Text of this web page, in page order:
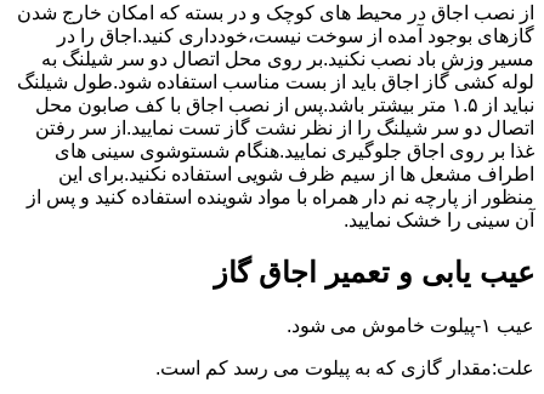
از نصب اجاق در محیط های کوچک و در بسته که امکان خارج شدن
گازهای بوجود آمده از سوخت نیست،خودداری کنید.اجاق را در
مسیر وزش باد نصب نکنید.بر روی محل اتصال دو سر شیلنگ به
لوله کشی گاز اجاق باید از بست مناسب استفاده شود.طول شیلنگ
نباید از ۱.۵ متر بیشتر باشد.پس از نصب اجاق با کف صابون محل
اتصال دو سر شیلنگ را از نظر نشت گاز تست نمایید.از سر رفتن
غذا بر روی اجاق جلوگیری نمایید.هنگام شستوشوی سینی های
اطراف مشعل ها از سیم ظرف شویی استفاده نکنید.برای این
منظور از پارچه نم دار همراه با مواد شوینده استفاده کنید و پس از
آن سینی را خشک نمایید.
عیب یابی و تعمیر اجاق گاز
عیب ۱-پیلوت خاموش می شود.
علت:مقدار گازی که به پیلوت می رسد کم است.